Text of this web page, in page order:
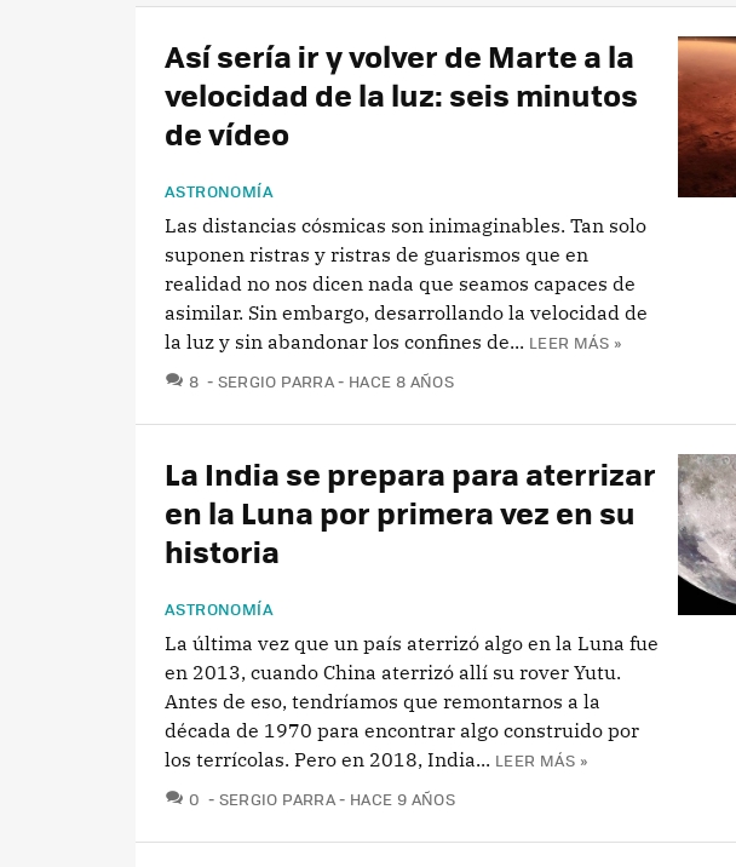
Así sería ir y volver de Marte a la
velocidad de la luz: seis minutos
de vídeo
ASTRONOMÍA
Las distancias cósmicas son inimaginables. Tan solo
suponen ristras y ristras de guarismos que en
realidad no nos dicen nada que seamos capaces de
asimilar. Sin embargo, desarrollando la velocidad de
la luz y sin abandonar los confines de... LEER MÁS »
8 COMENTARIOS
SERGIO PARRA HACE 8 AÑOS
La India se prepara para aterrizar
en la Luna por primera vez en su
historia
ASTRONOMÍA
La última vez que un país aterrizó algo en la Luna fue
en 2013, cuando China aterrizó allí su rover Yutu.
Antes de eso, tendríamos que remontarnos a la
década de 1970 para encontrar algo construido por
los terrícolas. Pero en 2018, India... LEER MÁS »
0 COMENTARIOS
SERGIO PARRA HACE 9 AÑOS